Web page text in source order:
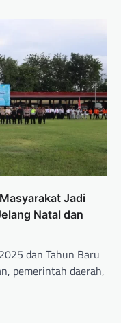
Jadi
Natal dan
dan Tahun Baru
pemerintah daerah,